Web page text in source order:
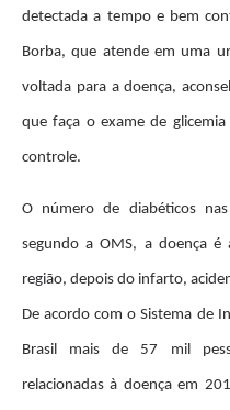
detectada a tempo e bem
Borba, que atende em uma
voltada para a doença,
que faça o exame de
controle.
O número de diabéticos
segundo a OMS, a doença
região, depois do infarto,
De acordo com o Sistema de
Brasil mais de 57 mil
relacionadas à doença em